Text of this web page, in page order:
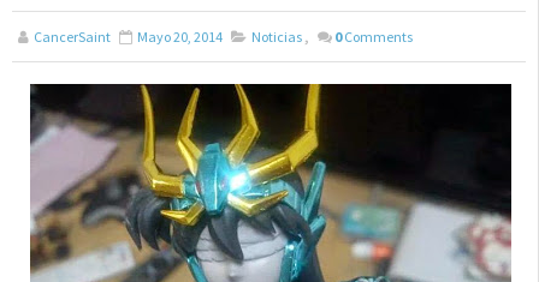
CancerSaint Mayo 20, 2014 Noticias , 0 Comments